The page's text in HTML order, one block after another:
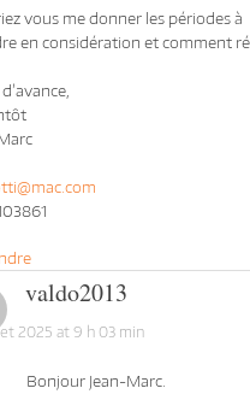
A SU CONCEVOIR CE TYPE
vous me donner les périodes à
en considération et comment
valdo2013
2025 at 9 h 03 min
Bonjour Jean-Marc.